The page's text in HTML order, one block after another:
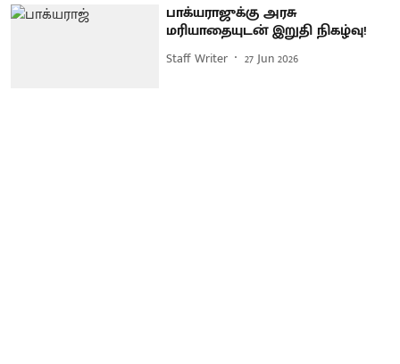
பாக்யராஜுக்கு அரசு
மரியாதையுடன் இறுதி நிகழ்வு!
Staff Writer 27 Jun 2026